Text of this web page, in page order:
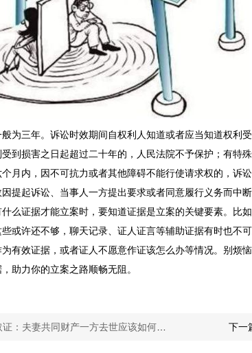
为三年。诉讼时效期间自权利人知道或者应当知道权利
到损害之日起超过二十年的，人民法院不予保护；有特
月内，因不可抗力或者其他障碍不能行使请求权的，诉
提起诉讼、当事人一方提出要求或者同意履行义务而中
么证据才能立案时，要知道证据是立案的关键要素。比
或许还不够，聊天记录、证人证言等辅助证据有时也不
有效证据，或者证人不愿意作证该怎么办等情况。别烦
助力你的立案之路顺畅无阻。
：夫妻共同财产一方去世应该如何分配 下一